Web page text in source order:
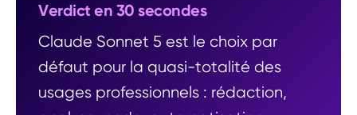
Verdict en 30 secondes
Claude Sonnet 5 est le choix par
défaut pour la quasi-totalité des
usages professionnels : rédaction,